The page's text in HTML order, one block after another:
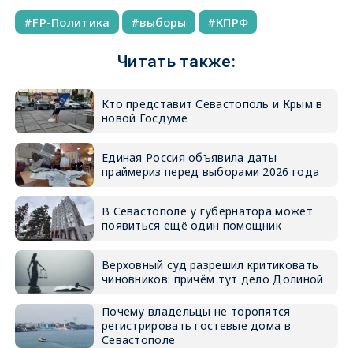
FP-Политика выборы КПРФ
Читать также:
Кто представит Севастополь и Крым в
новой Госдуме
Единая Россия объявила даты
праймериз перед выборами 2026 года
В Севастополе у губернатора может
появиться ещё один помощник
Верховный суд разрешил критиковать
чиновников: причём тут дело Долиной
Почему владельцы не торопятся
регистрировать гостевые дома в
Севастополе